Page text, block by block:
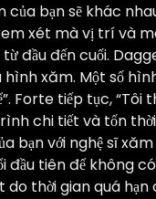
bạn sẽ khác
xét mà vị trí và
đến cuối.
xăm. Một số
Forte tiếp tục,
chi tiết và tốn
bạn với nghệ sĩ
tiên để không
thời gian quá hạn